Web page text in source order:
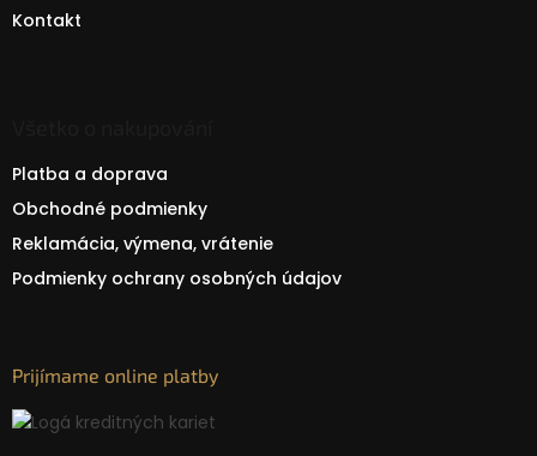
Kontakt
Platba a doprava
Obchodné podmienky
Reklamácia, výmena, vrátenie
Podmienky ochrany osobných údajov
Prijímame online platby